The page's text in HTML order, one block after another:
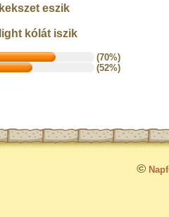
kekszet eszik
light kólát iszik
(70%)
(52%)
©